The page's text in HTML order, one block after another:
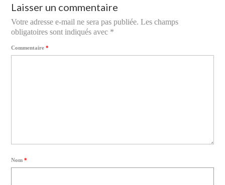
Laisser un commentaire
Votre adresse e-mail ne sera pas publiée. Les champs
obligatoires sont indiqués avec *
Commentaire*
Nom*